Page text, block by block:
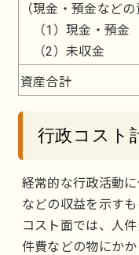
（現金・預金などの
（1）現金・預金
（2）未収金
資産合計
行政コスト
経常的な行政活動
などの収益を示すも
コスト面では、人
件費などの物にか